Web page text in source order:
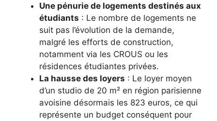
Une pénurie de logements destinés aux
étudiants : Le nombre de logements ne
suit pas l’évolution de la demande,
malgré les efforts de construction,
notamment via les CROUS ou les
résidences étudiantes privées.
La hausse des loyers : Le loyer moyen
d’un studio de 20 m² en région parisienne
avoisine désormais les 823 euros, ce qui
représente un budget conséquent pour